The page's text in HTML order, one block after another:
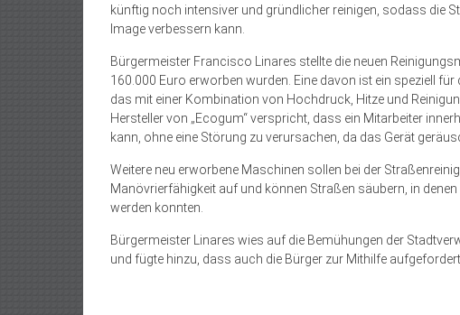
künftig noch intensiver und gründlicher reinigen, sodass die
Image verbessern kann.
Bürgermeister Francisco Linares stellte die neuen
160.000 Euro erworben wurden. Eine davon ist ein speziell
das mit einer Kombination von Hochdruck, Hitze und
Hersteller von „Ecogum“ verspricht, dass ein Mitarbeiter
kann, ohne eine Störung zu verursachen, da das Gerät
Weitere neu erworbene Maschinen sollen bei der
Manövrierfähigkeit auf und können Straßen säubern, in
werden konnten.
Bürgermeister Linares wies auf die Bemühungen der
und fügte hinzu, dass auch die Bürger zur Mithilfe